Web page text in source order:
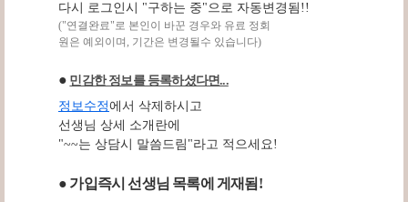
다시 로그인시 "구하는 중"으로 자동변경됨!!
("연결완료"로 본인이 바꾼 경우와 유료 정회
원은 예외이며, 기간은 변경될수 있습니다)
● 민감한 정보를 등록하셨다면...
정보수정에서 삭제하시고
선생님 상세 소개란에
"~~는 상담시 말씀드림"라고 적으세요!
● 가입즉시 선생님 목록에 게재됨!